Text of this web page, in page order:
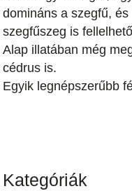
domináns a szegfű,
szegfűszeg is
Alap illatában még
cédrus is.
Egyik legnépszerűbb
Kategóriák